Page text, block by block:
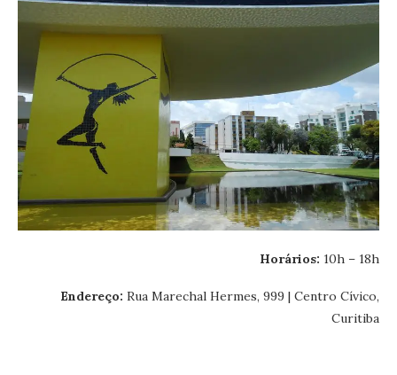
Horários: 10h – 18h
Endereço: Rua Marechal Hermes, 999 | Centro Cívico,
Curitiba